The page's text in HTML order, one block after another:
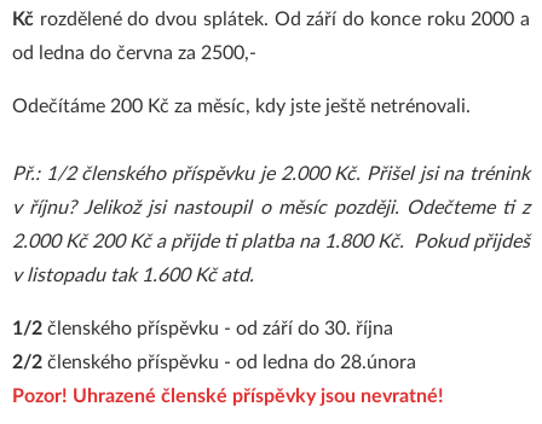
Kč rozdělené do dvou splátek. Od září do konce roku 2000 a
od ledna do června za 2500,-
Odečítáme 200 Kč za měsíc, kdy jste ještě netrénovali.
Př.: 1/2 členského příspěvku je 2.000 Kč. Přišel jsi na trénink
v říjnu? Jelikož jsi nastoupil o měsíc později. Odečteme ti z
2.000 Kč 200 Kč a přijde ti platba na 1.800 Kč. Pokud přijdeš
v listopadu tak 1.600 Kč atd.
1/2 členského příspěvku - od září do 30. října
2/2 členského příspěvku - od ledna do 28.února
Pozor! Uhrazené členské příspěvky jsou nevratné!